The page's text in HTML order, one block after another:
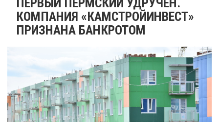
КОМПАНИЯ «КАМСТРОЙИНВЕСТ»
ПРИЗНАНА БАНКРОТОМ